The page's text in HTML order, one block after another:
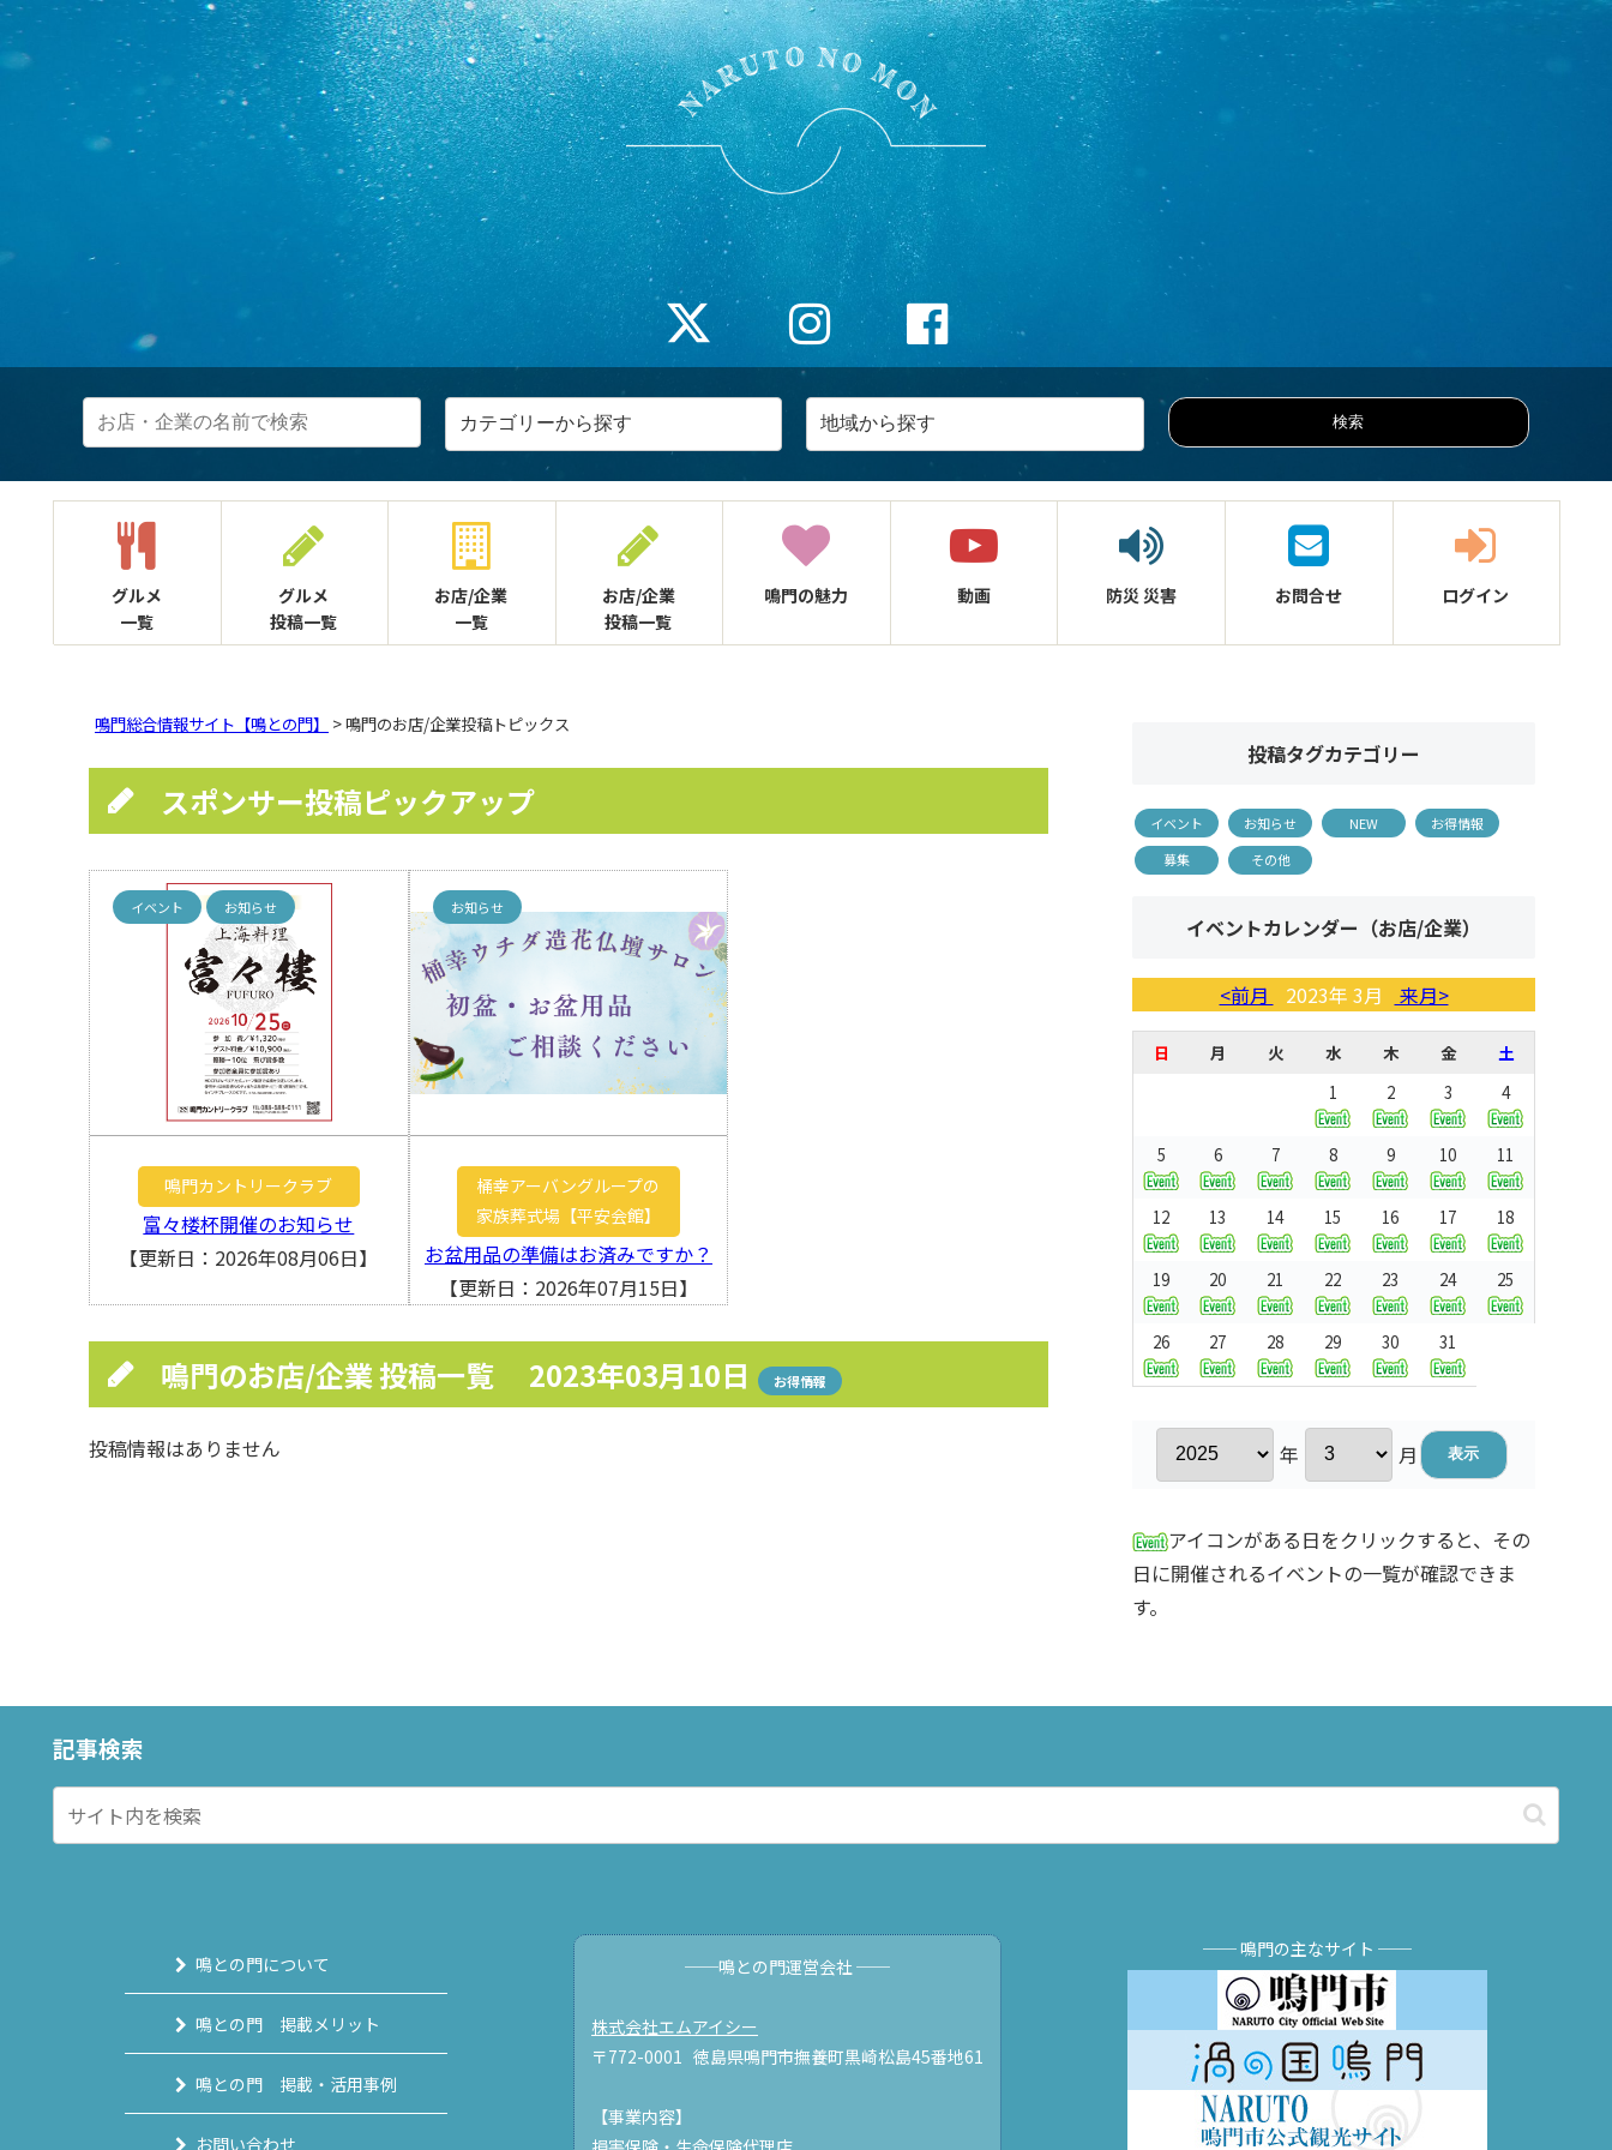
グルメ
一覧
グルメ
投稿一覧
お店/企業
一覧
お店/企業
投稿一覧
鳴門の魅力 動画 防災災害 お問合せ ログイン
鳴門総合情報サイト【鳴との門】 > 鳴門のお店/企業投稿トピックス
スポンサー投稿ピックアップ
イベント お知らせ
鳴門カントリークラブ
富々楼杯開催のお知らせ
【更新日：2026年08月06日】
お知らせ
桶幸アーバングループの
家族葬式場【平安会館】
お盆用品の準備はお済みですか？
【更新日：2026年07月15日】
鳴門のお店/企業 投稿一覧 2023年03月10日 お得情報
投稿情報はありません
投稿タグカテゴリー
イベント お知らせ NEW
お得情報
募集
その他
イベントカレンダー（お店/企業）
<前月 2023年 3月 来月>
日 月 火 水 木 金
土
1
2 3 4
5 6 7 8 9 10 11
12 13 14 15 16 17 18
19 20 21 22 23 24 25
26 27 28 29 30 31
年 月
アイコンがある日をクリックすると、その
日に開催されるイベントの一覧が確認できま
す。
記事検索
鳴との門について
鳴との門 掲載メリット
鳴との門 掲載・活用事例
お問い合わせ
──鳴との門運営会社 ──
株式会社エムアイシー
〒772-0001 徳島県鳴門市撫養町黒崎松島45番地61
【事業内容】
── 鳴門の主なサイト ──